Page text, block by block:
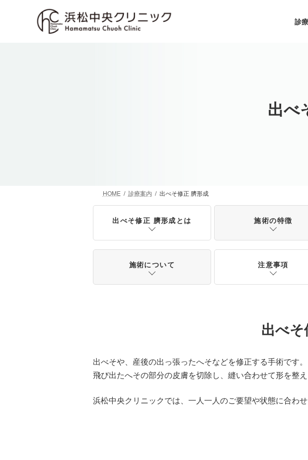
診
出べ
HOME 診療案内 出べそ修正 臍形成
出べそ修正 臍形成とは 施術の特徴
施術について 注意事項
出べ
出べそや、産後の出っ張ったへそなどを修正する手術です
飛び出たへその部分の皮膚を切除し、縫い合わせて形を整え
浜松中央クリニックでは、一人一人のご要望や状態に合わ